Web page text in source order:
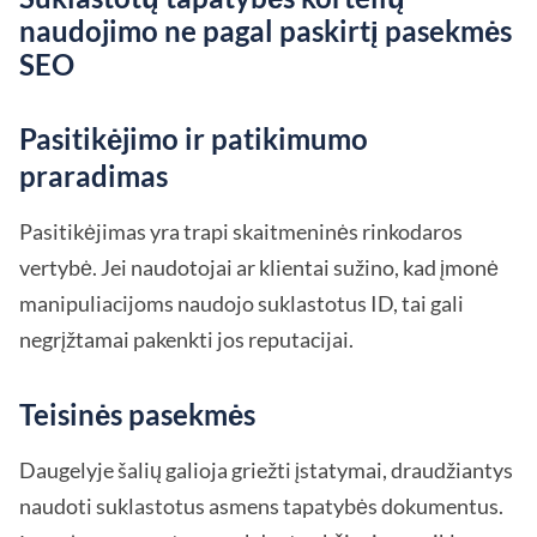
naudojimo ne pagal paskirtį pasekmės
SEO
Pasitikėjimo ir patikimumo
praradimas
Pasitikėjimas yra trapi skaitmeninės rinkodaros
vertybė. Jei naudotojai ar klientai sužino, kad įmonė
manipuliacijoms naudojo suklastotus ID, tai gali
negrįžtamai pakenkti jos reputacijai.
Teisinės pasekmės
Daugelyje šalių galioja griežti įstatymai, draudžiantys
naudoti suklastotus asmens tapatybės dokumentus.